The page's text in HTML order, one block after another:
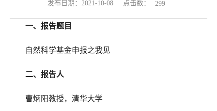
发布日期：2021-10-08 点击数： 299
一、报告题目
自然科学基金申报之我见
二、报告人
曹炳阳教授，清华大学